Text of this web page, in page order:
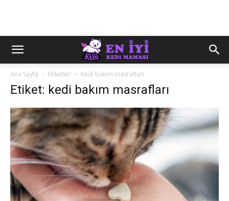
Ana Sayfa Etiketler Kedi bakım masrafları
Etiket: kedi bakım masrafları